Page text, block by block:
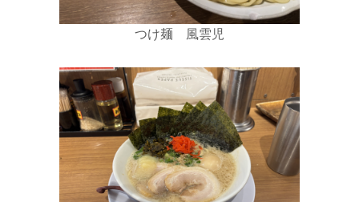
つけ麺 風雲児